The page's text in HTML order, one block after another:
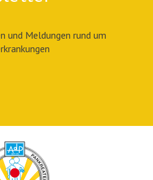
und Meldungen rund um